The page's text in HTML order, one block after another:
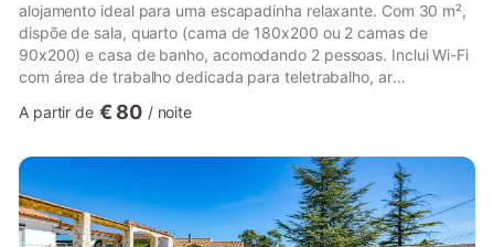
alojamento ideal para uma escapadinha relaxante. Com 30 m²,
dispõe de sala, quarto (cama de 180x200 ou 2 camas de
90x200) e casa de banho, acomodando 2 pessoas. Inclui Wi-Fi
com área de trabalho dedicada para teletrabalho, ar
vossa disposição uma mesa de pingue-pongue. Berço
e de uma área exterior partilhada com uma piscina vedada, um
jardim, 2 terraços abertos, 2 terraços cobertos, um parque
infantil e um chuveiro exte...
A partir de € 80 / noite